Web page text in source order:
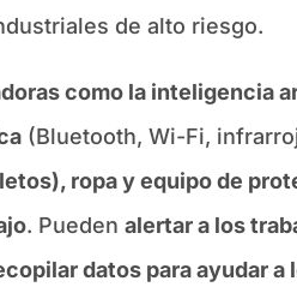
de alto riesgo.
como la inteligencia
(Bluetooth, Wi-Fi,
ropa y equipo de
. Puedenalertar a los
datos para ayudar a